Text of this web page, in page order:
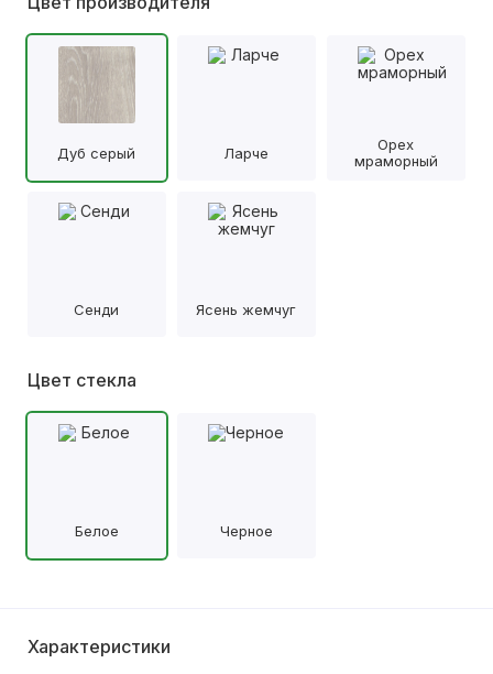
Дуб серый Ларче
Орех
мраморный
Сенди Ясень жемчуг
Цвет стекла
Белое Черное
Характеристики